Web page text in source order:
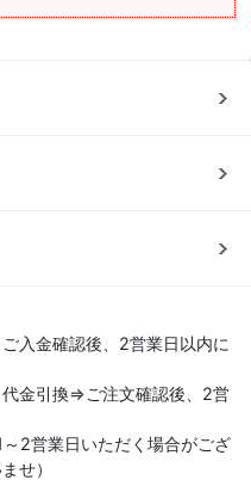
入金確認後、2営業日以内に
金引換⇒ご注文確認後、2営
～2営業日いただく場合がござ
せ）